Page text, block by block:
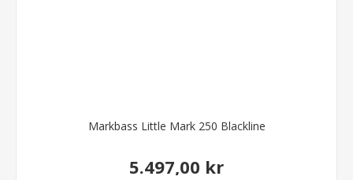
Markbass Little Mark 250 Blackline
5.497,00 kr